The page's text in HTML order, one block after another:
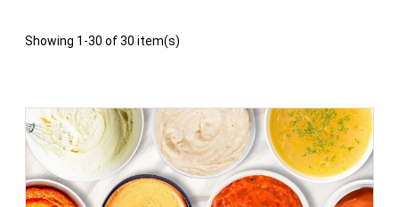
Showing 1-30 of 30 item(s)